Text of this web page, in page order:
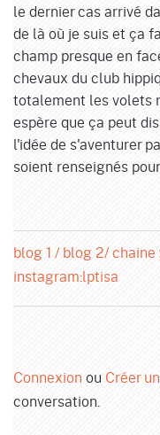
le dernier cas arrivé
de là où je suis et ça
champ presque en
chevaux du club
totalement les volets
espère que ça peut
l'idée de s'aventurer
soient renseignés
blog 1 / blog 2/chaine
instagram:lptisa
Connexionou Créer
conversation.